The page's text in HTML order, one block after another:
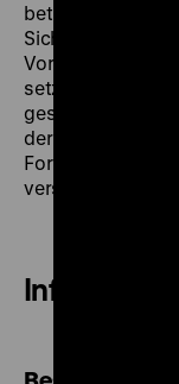
betrachtet.
Sicht der
Vorstellung der
setzen beide in
der Fotografien
versprochen